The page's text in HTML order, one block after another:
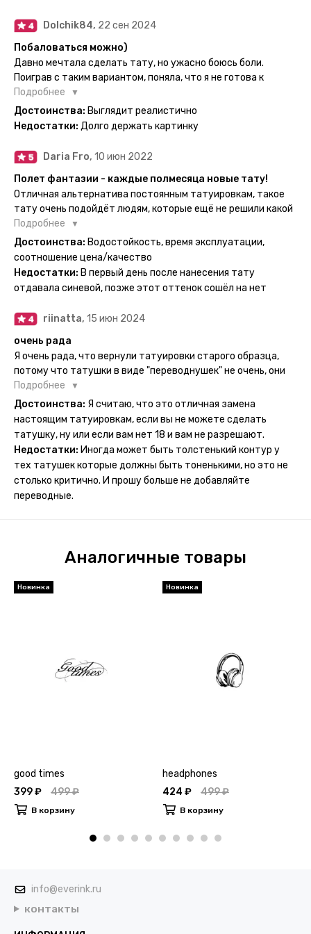
больше ничего и не нужно.
Dolchik84, 22 сен 2024
Побаловаться можно)
Давно мечтала сделать тату, но ужасно боюсь боли.
Поиграв с таким вариантом, поняла, что я не готова к
постоянной тату. Поэтому благодарю, что есть такая
возможность. Муж смог сделать тату в нескольких местах
одной картинкой).
Подробнее
Достоинства: Выглядит реалистично
Недостатки: Долго держать картинку
Daria Fro, 10 июн 2022
Полет фантазии - каждые полмесяца новые тату!
Отличная альтернатива постоянным татуировкам, такое
тату очень подойдёт людям, которые ещё не решили какой
эскиз им подойдёт на всю жизнь - продукт еверинк
держится на теле до 2 недель - после нанесения не нужно
бояться мочить такие тату, вода их так просто не смоет. К
рисункам прикладывается инструкция, но я предпочла
другой способ нанесения - оставила наклейку на теле на
ночь, чтобы точно перестраховаться - на утро эффект
сразу же проявился. На неподвижных частях тела тату
носится дольше, поэтому нужно обдуманно выбирать куда
её стоит наносить. Когда рисунок начнёт стираться -
водой спокойно можно убрать оставшийся контур.
Подробнее
Достоинства: Водостойкость, время эксплуатации,
соотношение цена/качество
Недостатки: В первый день после нанесения тату
отдавала синевой, позже этот оттенок сошёл на нет
riinatta, 15 июн 2024
очень рада
Я очень рада, что вернули татуировки старого образца,
потому что татушки в виде "переводнушек" не очень, они
просто не "усиживались", не те темнели, а после душа
вообще слазили, вот недавно сделала фризби дог и он
через сутки проявился и все ещё держится!! ну а 4 звезды
потому что у меня ещё очень много переводных
татуировок(
Подробнее
Достоинства: Я считаю, что это отличная замена
настоящим татуировкам, если вы не можете сделать
татушку, ну или если вам нет 18 и вам не разрешают.
Недостатки: Иногда может быть толстенький контур у
тех татушек которые должны быть тоненькими, но это не
столько критично. И прошу больше не добавляйте
переводные.
Аналогичные товары
Новинка
good times
399 ₽
499 ₽
В корзину
Новинка
headphones
424 ₽
499 ₽
В корзину
info@everink.ru
контакты